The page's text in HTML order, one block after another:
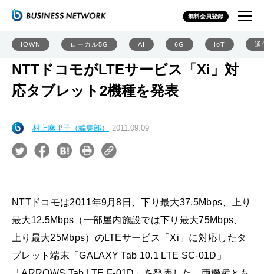
無料会員登録
IOWN ローカル5G AI 6G IoT 通
NTTドコモがLTEサービス「Xi」対
応タブレット2機種を発表
村上麻里子（編集部） 2011.09.09
NTTドコモは2011年9月8日、下り最大37.5Mbps、上り
最大12.5Mbps（一部屋内施設では下り最大75Mbps、
上り最大25Mbps）のLTEサービス「Xi」に対応したタ
ブレット端末「GALAXY Tab 10.1 LTE SC-01D」